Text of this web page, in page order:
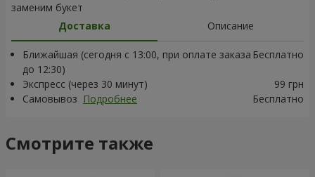
заменим букет
Доставка
Описание
Ближайшая (сегодня с 13:00, при оплате заказа
до 12:30)
Бесплатно
Экспресс (через 30 минут)
99 грн
Самовывоз Подробнее Бесплатно
Смотрите также